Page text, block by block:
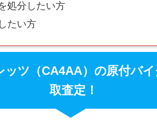
処分したい方
たい方
ッツ（CA4AA）の原付バ
取査定！